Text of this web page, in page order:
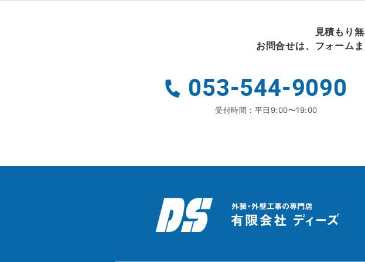
見積もり
お問合せは、フォーム
053-544-9090
受付時間：平日9:00〜19:00